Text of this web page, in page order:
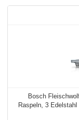
Bosch
Raspeln, 3